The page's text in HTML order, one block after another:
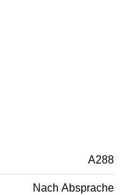
A288
Nach Absprache